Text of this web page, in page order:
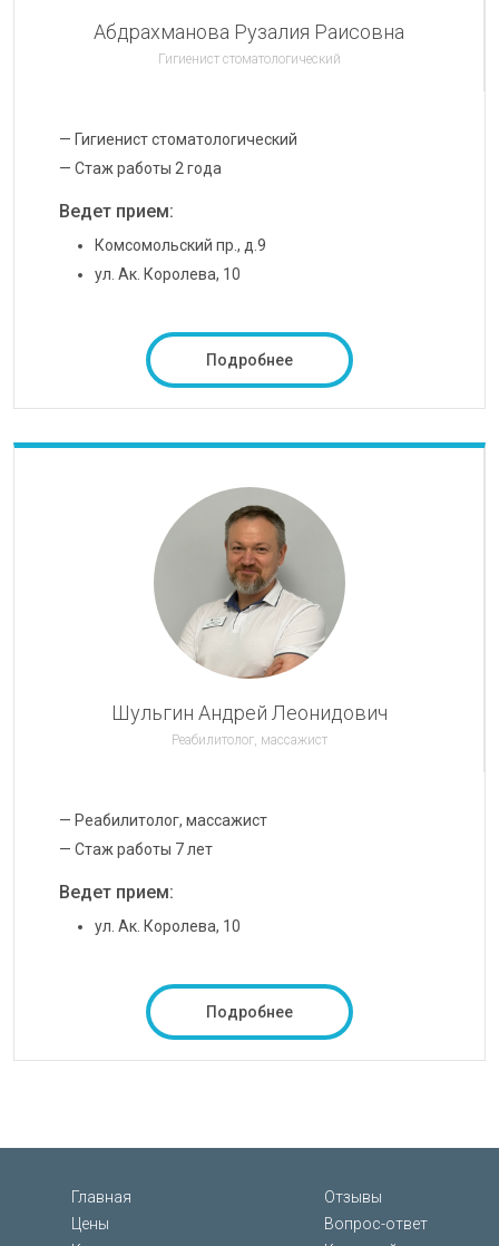
Абдрахманова Рузалия Раисовна
Гигиенист стоматологический
— Гигиенист стоматологический
— Стаж работы 2 года
Ведет прием:
Комсомольский пр., д.9
ул. Ак. Королева, 10
Подробнее
Шульгин Андрей Леонидович
Реабилитолог, массажист
— Реабилитолог, массажист
— Стаж работы 7 лет
Ведет прием:
ул. Ак. Королева, 10
Подробнее
Главная
Цены
Отзывы
Вопрос-ответ